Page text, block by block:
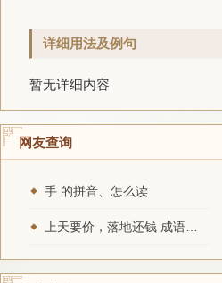
详细用法及例句
暂无详细内容
网友查询
手 的拼音、怎么读